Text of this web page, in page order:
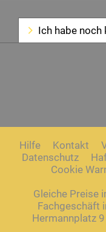
Ich habe noch
Hilfe Kontakt
Datenschutz
Cookie
Gleiche Preise
Fachgeschäft
Hermannplatz